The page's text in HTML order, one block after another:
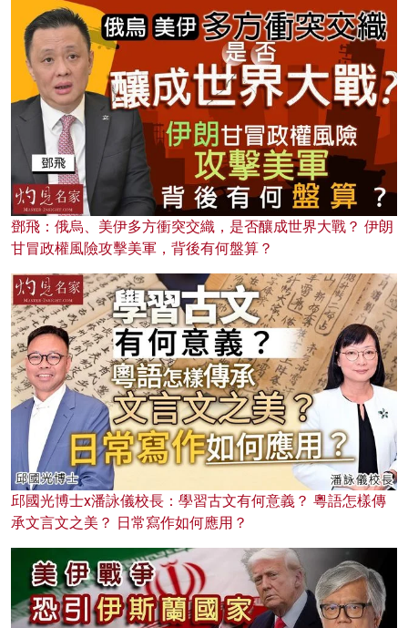
鄧飛：俄烏、美伊多方衝突交織，是否釀成世界大戰？ 伊朗
甘冒政權風險攻擊美軍，背後有何盤算？
邱國光博士x潘詠儀校長：學習古文有何意義？ 粵語怎樣傳
承文言文之美？ 日常寫作如何應用？